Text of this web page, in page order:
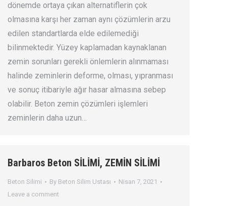
dönemde ortaya çıkan alternatiflerin çok
olmasına karşı her zaman aynı çözümlerin arzu
edilen standartlarda elde edilemediği
bilinmektedir. Yüzey kaplamadan kaynaklanan
zemin sorunları gerekli önlemlerin alınmaması
halinde zeminlerin deforme, olması, yıpranması
ve sonuç itibariyle ağır hasar almasına sebep
olabilir. Beton zemin çözümleri işlemleri
zeminlerin daha uzun…
Barbaros Beton SİLİMİ, ZEMİN SİLİMİ
Beton Silimi By Beton Silim Ustası
Nisan 7, 2021
Leave a comment